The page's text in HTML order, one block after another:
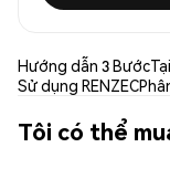
Hướng dẫn 3 Bước
Sử dụng RENZEC
Tôi có thể